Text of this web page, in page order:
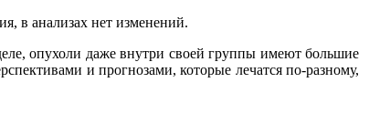
в анализах нет изменений.
опухоли даже внутри своей группы имеют большие
и прогнозами, которые лечатся по-разному,